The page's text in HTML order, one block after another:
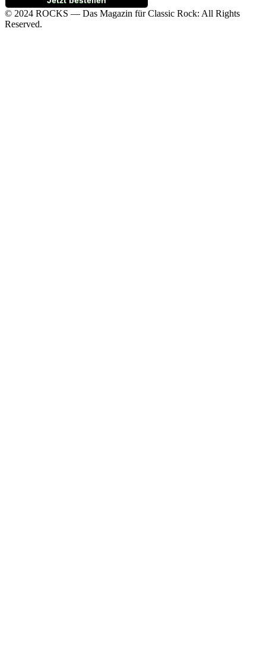
© 2024 ROCKS — Das Magazin für Classic Rock: All Rights
Reserved.